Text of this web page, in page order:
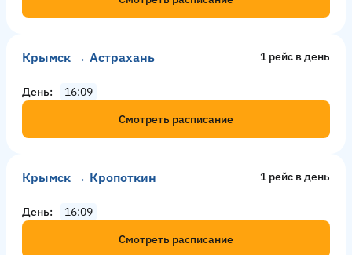
Крымск → Астрахань 1 рейс в день
День
16:09
Смотреть расписание
Крымск → Кропоткин 1 рейс в день
День
16:09
Смотреть расписание